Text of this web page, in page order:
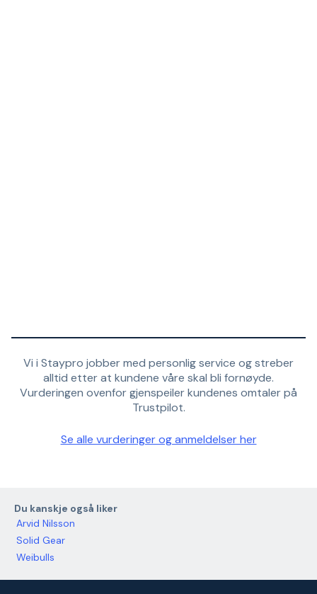
Vi i Staypro jobber med personlig service og streber
alltid etter at kundene våre skal bli fornøyde.
Vurderingen ovenfor gjenspeiler kundenes omtaler på
Trustpilot.
Se alle vurderinger og anmeldelser her
Du kanskje også liker
Arvid Nilsson
Solid Gear
Weibulls